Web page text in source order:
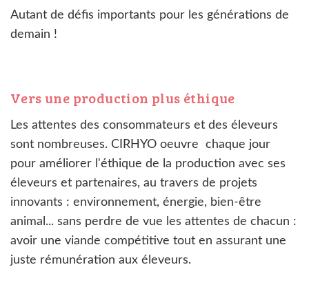
Autant de défis importants pour les générations de
demain !
Vers une production plus éthique
Les attentes des consommateurs et des éleveurs
sont nombreuses. CIRHYO oeuvre chaque jour
pour améliorer l'éthique de la production avec ses
éleveurs et partenaires, au travers de projets
innovants : environnement, énergie, bien-être
animal... sans perdre de vue les attentes de chacun :
avoir une viande compétitive tout en assurant une
juste rémunération aux éleveurs.